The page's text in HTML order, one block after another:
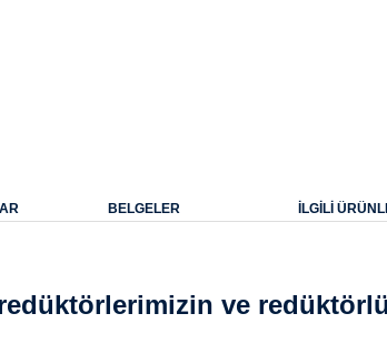
BELGELER ILGILI
ve redüktörlü